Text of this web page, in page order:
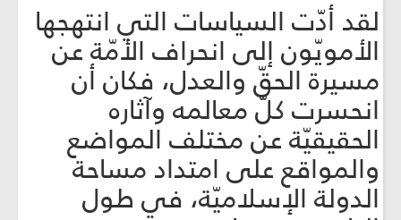
لقد أدّت السياسات التي انتهجها
الأمويّون إلى انحراف الأمّة عن
مسيرة الحقّ والعدل، فكان أن
انحسرت كلّ معالمه وآثاره
الحقيقيّة عن مختلف المواضع
والمواقع على امتداد مساحة
الدولة الإسلاميّة، في طول